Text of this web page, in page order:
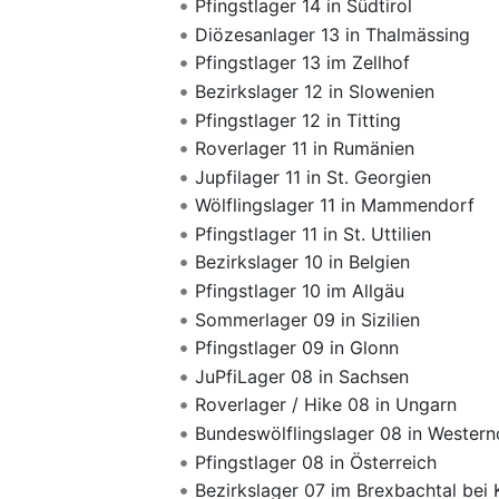
Pfingstlager 14 in Südtirol
Diözesanlager 13 in Thalmässing
Pfingstlager 13 im Zellhof
Bezirkslager 12 in Slowenien
Pfingstlager 12 in Titting
Roverlager 11 in Rumänien
Jupfilager 11 in St. Georgien
Wölflingslager 11 in Mammendorf
Pfingstlager 11 in St. Uttilien
Bezirkslager 10 in Belgien
Pfingstlager 10 im Allgäu
Sommerlager 09 in Sizilien
Pfingstlager 09 in Glonn
JuPfiLager 08 in Sachsen
Roverlager / Hike 08 in Ungarn
Bundeswölflingslager 08 in
Pfingstlager 08 in Österreich
Bezirkslager 07 im Brexbachtal bei